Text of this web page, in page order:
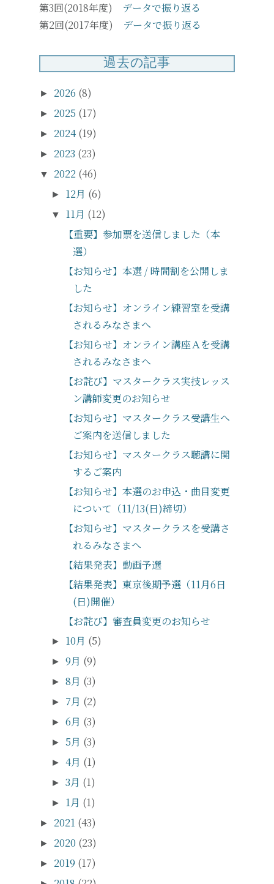
第3回(2018年度) データで振り返る
第2回(2017年度) データで振り返る
過去の記事
► 2026 (8)
► 2025 (17)
► 2024 (19)
► 2023 (23)
▼ 2022 (46)
► 12月 (6)
▼ 11月 (12)
【重要】参加票を送信しました（本
選）
【お知らせ】本選 / 時間割を公開しま
した
【お知らせ】オンライン練習室を受講
されるみなさまへ
【お知らせ】オンライン講座Ａを受講
されるみなさまへ
【お詫び】マスタークラス実技レッス
ン講師変更のお知らせ
【お知らせ】マスタークラス受講生へ
ご案内を送信しました
【お知らせ】マスタークラス聴講に関
するご案内
【お知らせ】本選のお申込・曲目変更
について（11/13(日)締切）
【お知らせ】マスタークラスを受講さ
れるみなさまへ
【結果発表】動画予選
【結果発表】東京後期予選（11月6日
(日)開催）
【お詫び】審査員変更のお知らせ
► 10月 (5)
►9月 (9)
►8月 (3)
► 7月 (2)
►6月 (3)
►5月 (3)
►4月 (1)
►3月 (1)
► 1月 (1)
► 2021 (43)
► 2020 (23)
► 2019 (17)